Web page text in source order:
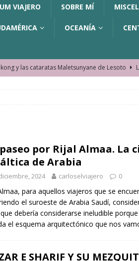
VIAJERO SOBRE MÍ
OCEANÍA
y las cataratas Maletsunyane de Lesoto
La historia de la misteriosa avioneta de la playa
El barrio más castizo de Malabo GUINEA
por Rijal Almaa. La
de Arabia
2024 carloselviajero 0
para aquellos viajeros que se
el suroeste de Arabia Saudí,
debería considerarse ineludible
el esquema arquitectónico que nos
E SHARIF Y SU